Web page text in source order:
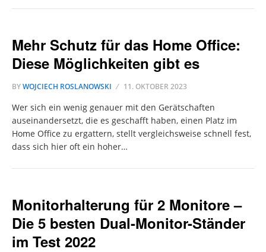
Mehr Schutz für das Home Office:
Diese Möglichkeiten gibt es
BYWOJCIECH ROSLANOWSKI 11. OKTOBER 2023
Wer sich ein wenig genauer mit den Gerätschaften
auseinandersetzt, die es geschafft haben, einen Platz im
Home Office zu ergattern, stellt vergleichsweise schnell fest,
dass sich hier oft ein hoher…
Monitorhalterung für 2 Monitore –
Die 5 besten Dual-Monitor-Ständer
im Test 2022